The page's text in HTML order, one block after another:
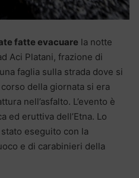
fatte evacuare la notte
Aci Platani, frazione di
faglia sulla strada dove si
della giornata si era
nell’asfalto. L’evento è
ed eruttiva dell’Etna. Lo
eseguito con la
e di carabinieri della